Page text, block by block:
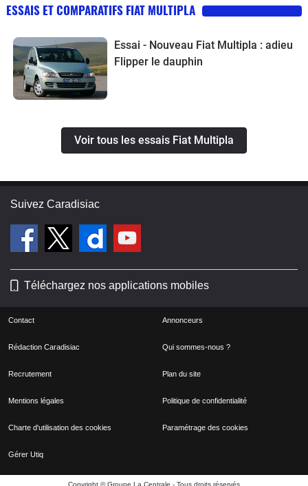
ESSAIS ET COMPARATIFS FIAT MULTIPLA
Essai - Nouveau Fiat Multipla : adieu
Flipper le dauphin
Voir tous les essais Fiat Multipla
Suivez Caradisiac
Téléchargez nos applications mobiles
Contact Annonceurs
Rédaction Caradisiac Qui sommes-nous ?
Recrutement Plan du site
Mentions légales Politique de confidentialité
Charte d'utilisation des cookies Paramétrage des cookies
Gérer Utiq
Copyright © Groupe La Centrale - Tous droits réservés